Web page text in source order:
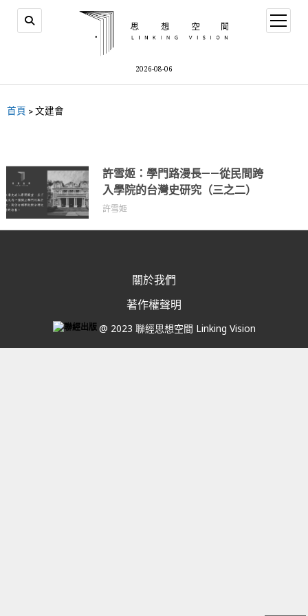
2026-08-06
首頁 >文建會
許雪姬：學門路漫長——從民間跨
入學院的台灣史研究（三之二）
許雪姬
關於我們
著作權聲明
@ 2023 聯經思想空間 Linking Vision